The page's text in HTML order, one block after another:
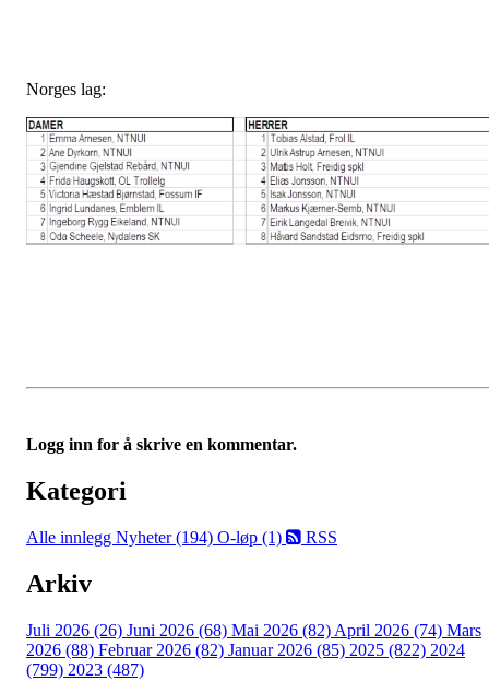
Norges lag:
Logg inn for å skrive en kommentar.
Kategori
Alle innlegg Nyheter (194) O-løp (1) RSS
Arkiv
Juli 2026 (26) Juni 2026 (68) Mai 2026 (82) April 2026 (74) Mars
2026 (88) Februar 2026 (82) Januar 2026 (85) 2025 (822) 2024
(799) 2023 (487)